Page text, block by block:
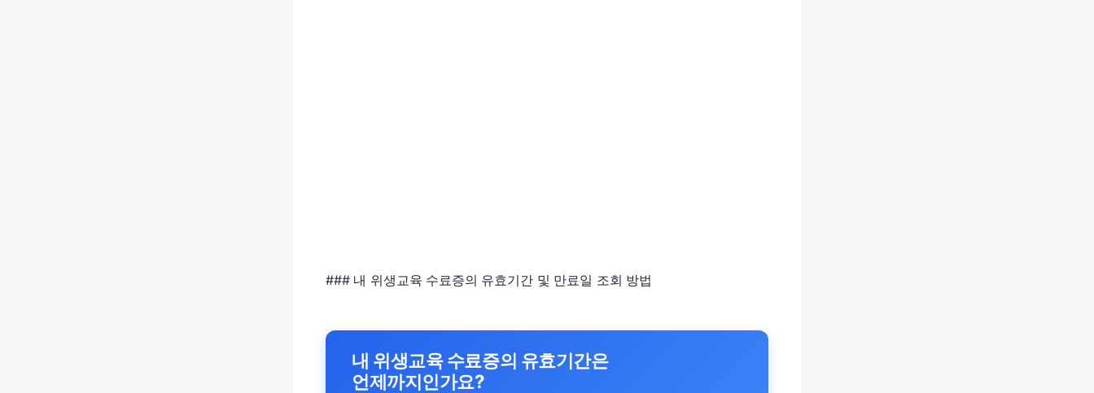
### 내 위생교육 수료증의 유효기간 및 만료일 조회 방법
내 위생교육 수료증의 유효기간은
언제까지인가요?